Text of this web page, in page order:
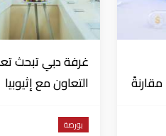
Pocket Option مقارنةً
غرفة دبي تبحث
التعاون مع إثيوبيا
بورصة